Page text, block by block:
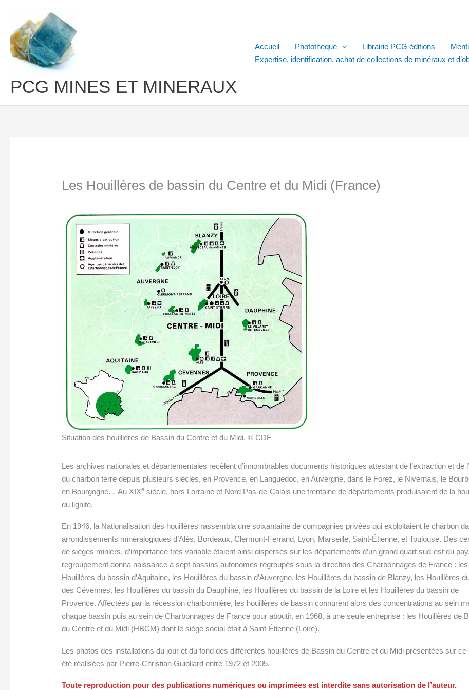
contenu
PCG MINES ET MINERAUX
Accueil Photothèque Librairie PCG éditions
Expertise, identification, achat de collections de minéraux et
Les Houillères de bassin du Centre et du Midi (France)
Situation des houillères de Bassin du Centre et du Midi. © CDF
Les archives nationales et départementales recèlent d’innombrables documents historiques attestant de l’extraction et de
du charbon terre depuis plusieurs siècles, en Provence, en Languedoc, en Auvergne, dans le Forez, le Nivernais, le
en Bourgogne… Au XIXe siècle, hors Lorraine et Nord Pas-de-Calais une trentaine de départements produisaient de la
du lignite.
En 1946, la Nationalisation des houillères rassembla une soixantaine de compagnies privées qui exploitaient le charbon
arrondissements minéralogiques d’Alès, Bordeaux, Clermont-Ferrand, Lyon, Marseille, Saint-Étienne, et Toulouse. Des
de sièges miniers, d’importance très variable étaient ainsi dispersés sur les départements d’un grand quart sud-est du
regroupement donna naissance à sept bassins autonomes regroupés sous la direction des Charbonnages de France : les
Houillères du bassin d’Aquitaine, les Houillères du bassin d’Auvergne, les Houillères du bassin de Blanzy, les Houillères
des Cévennes, les Houillères du bassin du Dauphiné, les Houillères du bassin de la Loire et les Houillères du bassin de
Provence. Affectées par la récession charbonnière, les houillères de bassin connurent alors des concentrations au sein
chaque bassin puis au sein de Charbonnages de France pour aboutir, en 1968, à une seule entreprise : les Houillères de
du Centre et du Midi (HBCM) dont le siège social était à Saint-Étienne (Loire).
Les photos des installations du jour et du fond des différentes houillères de Bassin du Centre et du Midi présentées sur ce
été réalisées par Pierre-Christian Guiollard entre 1972 et 2005.
Toute reproduction pour des publications numériques ou imprimées est interdite sans autorisation de l’auteur.